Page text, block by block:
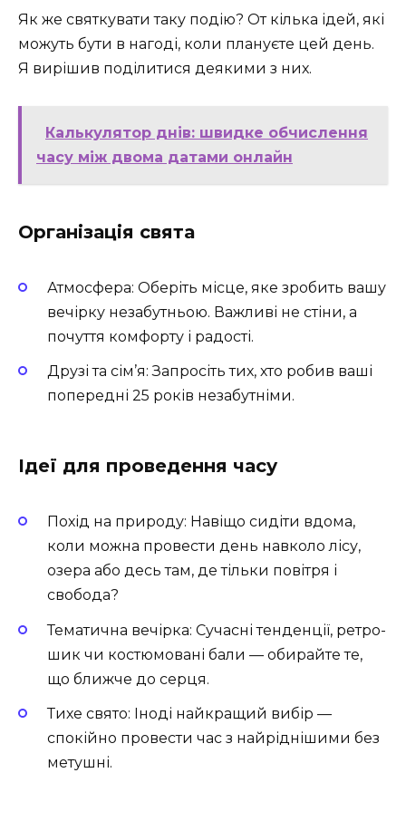
Як же святкувати таку подію? От кілька ідей, які
можуть бути в нагоді, коли плануєте цей день.
Я вирішив поділитися деякими з них.
Калькулятор днів: швидке обчислення
часу між двома датами онлайн
Організація свята
Атмосфера: Оберіть місце, яке зробить вашу
вечірку незабутньою. Важливі не стіни, а
почуття комфорту і радості.
Друзі та сім’я: Запросіть тих, хто робив ваші
попередні 25 років незабутніми.
Ідеї для проведення часу
Похід на природу: Навіщо сидіти вдома,
коли можна провести день навколо лісу,
озера або десь там, де тільки повітря і
свобода?
Тематична вечірка: Сучасні тенденції, ретро-
шик чи костюмовані бали — обирайте те,
що ближче до серця.
Тихе свято: Іноді найкращий вибір —
спокійно провести час з найріднішими без
метушні.